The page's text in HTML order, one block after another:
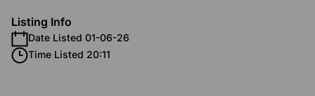
Listing Info
Date Listed 01-06-26
Time Listed 20:11